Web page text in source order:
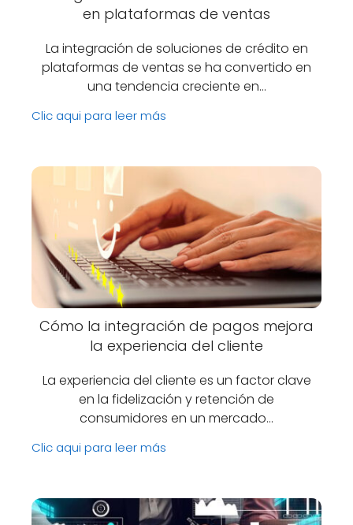
en plataformas de ventas
La integración de soluciones de crédito en
plataformas de ventas se ha convertido en
una tendencia creciente en…
Clic aqui para leer más
Cómo la integración de pagos mejora
la experiencia del cliente
La experiencia del cliente es un factor clave
en la fidelización y retención de
consumidores en un mercado…
Clic aqui para leer más